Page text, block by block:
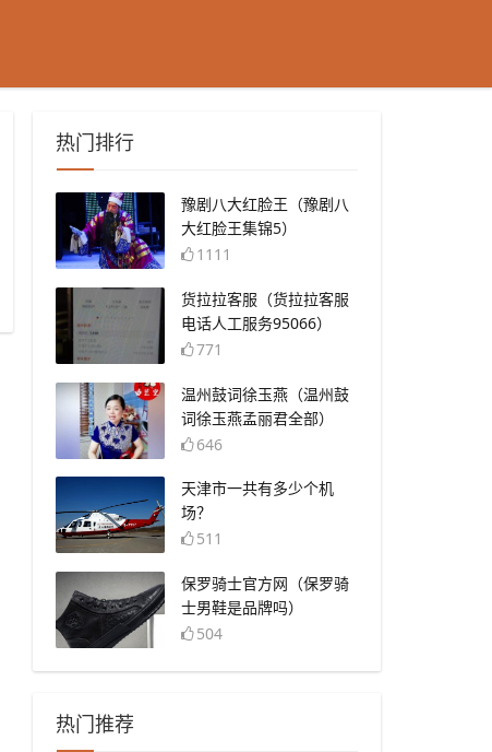
热门排行
​豫剧八大红脸王（豫剧八
大红脸王集锦5）
1111
​货拉拉客服（货拉拉客服
电话人工服务95066）
771
​温州鼓词徐玉燕（温州鼓
词徐玉燕孟丽君全部）
646
​天津市一共有多少个机
场？
511
​保罗骑士官方网（保罗骑
士男鞋是品牌吗）
504
热门推荐